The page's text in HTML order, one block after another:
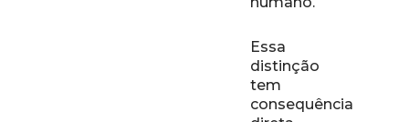
Essa
distinção
tem
consequência